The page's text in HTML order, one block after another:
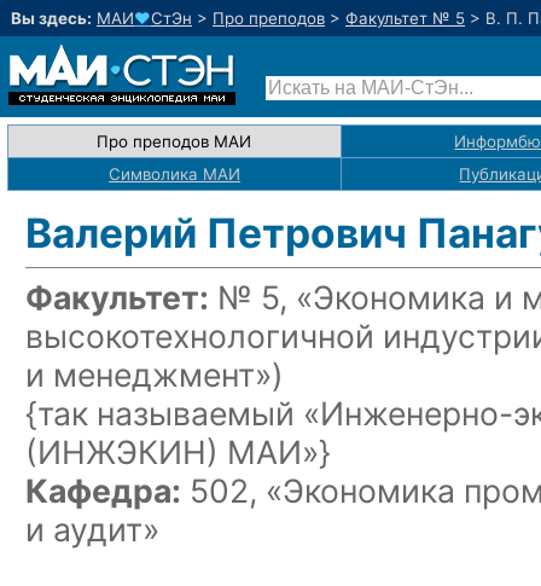
Вы здесь: МАИ♥СтЭн > Про преподов > Факультет № 5 > В. П.
Про преподов МАИ
Символика МАИ
Валерий Петрович
Факультет: № 5, «Экономика и
высокотехнологичной
и менеджмент»)
{так называемый «Инженерно-
(ИНЖЭКИН) МАИ»}
Кафедра: 502, «Экономика
и аудит»